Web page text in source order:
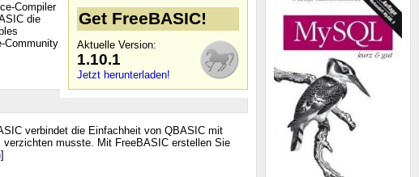
Get FreeBASIC!
Aktuelle Version:
1.10.1
Jetzt herunterladen!
Compiler
die
Community
verbindet die Einfachheit von QBASIC mit
musste. Mit FreeBASIC erstellen Sie
]